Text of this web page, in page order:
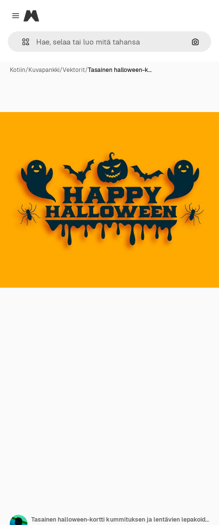
Close menu
Magnific
Hae
Kotiin/Kuvapankki/Vektorit/Tasainen halloween-k…
Tasainen halloween-kortti kummituksen ja lentävien lepakoiden kanssa